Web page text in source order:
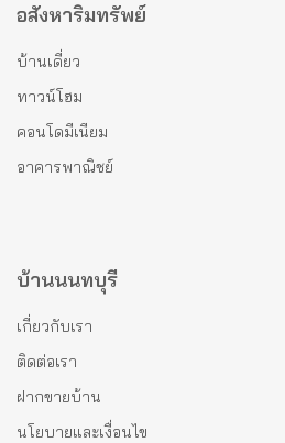
อสังหาริมทรัพย์
บ้านเดี่ยว
ทาวน์โฮม
คอนโดมีเนียม
อาคารพาณิชย์
บ้านนนทบุรี
เกี่ยวกับเรา
ติดต่อเรา
ฝากขายบ้าน
นโยบายและเงื่อนไข